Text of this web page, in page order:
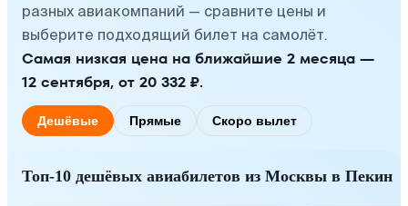
разных авиакомпаний — сравните цены и
выберите подходящий билет на самолёт.
Самая низкая цена на ближайшие 2 месяца —
12 сентября, от 20 332 ₽.
Дешёвые Прямые Скоро вылет
Топ-10 дешёвых авиабилетов из Москвы в Пекин